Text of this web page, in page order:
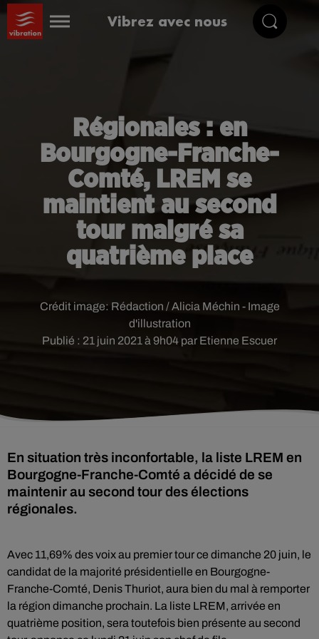
Vibrez avec nous
Régionales : en
Bourgogne-Franche-
Comté, LREM se
maintient au second
tour malgré sa
quatrième place
Publié : 21 juin 2021 à 9h04 par Etienne Escuer
Crédit image: Rédaction / Alicia Méchin - Image
d'illustration
En situation très inconfortable, la liste LREM en
Bourgogne-Franche-Comté a décidé de se
maintenir au second tour des élections
régionales.
Avec 11,69% des voix au premier tour ce dimanche 20 juin, le
candidat de la majorité présidentielle en Bourgogne-
Franche-Comté, Denis Thuriot, aura bien du mal à remporter
la région dimanche prochain. La liste LREM, arrivée en
quatrième position, sera toutefois bien présente au second